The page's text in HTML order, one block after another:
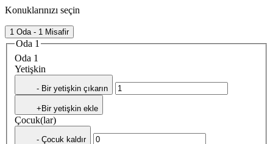
Konuklarınızı seçin
1 Oda - 1 Misafir
Oda 1
Oda 1
Yetişkin
- Bir yetişkin çıkarın
+Bir yetişkin ekle
Çocuk(lar)
- Çocuk kaldır